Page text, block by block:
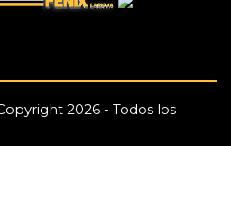
2026 - Todos los